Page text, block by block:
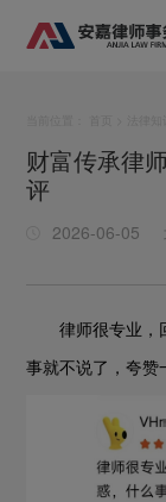
财富传承律
评
2026-06-05
律师很专业，
事就不说了，夸赞